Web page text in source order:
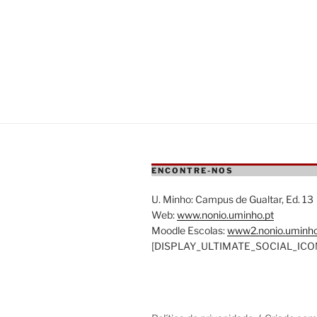
ENCONTRE-NOS
U. Minho: Campus de Gualtar, Ed. 13
Web:www.nonio.uminho.pt
Moodle Escolas: